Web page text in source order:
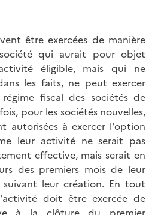
être exercées de manière
qui aurait pour objet
éligible, mais qui ne
les faits, ne peut exercer
fiscal des sociétés de
pour les sociétés nouvelles,
autorisées à exercer l'option
leur activité ne serait pas
effective, mais serait en
des premiers mois de leur
suivant leur création. En tout
doit être exercée de